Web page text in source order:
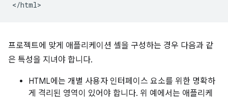
프로젝트에 맞게 애플리케이션 셸을 구성하는 경우 다음과 같
은 특성을 지녀야 합니다.
HTML에는 개별 사용자 인터페이스 요소를 위한 명확하
게 격리된 영역이 있어야 합니다. 위 예에서는 애플리케